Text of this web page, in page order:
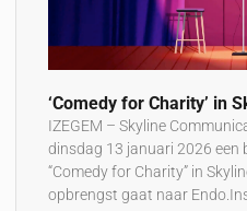
‘Comedy for Charity’ in
IZEGEM – Skyline
dinsdag 13 januari 2026 een
“Comedy for Charity” in
opbrengst gaat naar